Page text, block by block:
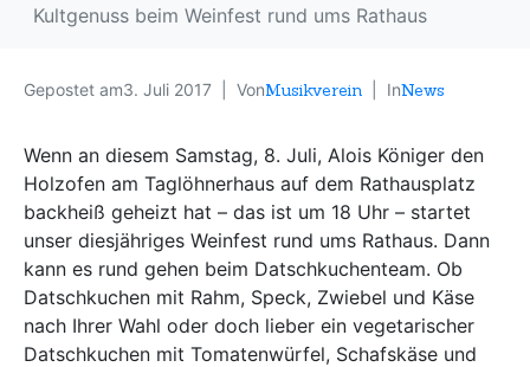
Kultgenuss beim Weinfest rund ums Rathaus
Gepostet am3. Juli 2017 VonMusikverein InNews
Wenn an diesem Samstag, 8. Juli, Alois Königer den
Holzofen am Taglöhnerhaus auf dem Rathausplatz
backheiß geheizt hat – das ist um 18 Uhr – startet
unser diesjähriges Weinfest rund ums Rathaus. Dann
kann es rund gehen beim Datschkuchenteam. Ob
Datschkuchen mit Rahm, Speck, Zwiebel und Käse
nach Ihrer Wahl oder doch lieber ein vegetarischer
Datschkuchen mit Tomatenwürfel, Schafskäse und